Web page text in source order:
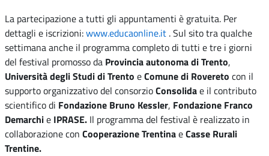
La partecipazione a tutti gli appuntamenti è gratuita. Per
dettagli e iscrizioni:www.educaonline.it . Sul sito tra qualche
settimana anche il programma completo di tutti e tre i giorni
del festival promosso da Provincia autonoma di Trento,
Università degli Studi di Trento eComune di Rovereto con il
supporto organizzativo del consorzioConsolidae il contributo
scientifico di Fondazione Bruno Kessler, Fondazione Franco
Demarchie IPRASE. Il programma del festival è realizzato in
collaborazione con Cooperazione TrentinaeCasse Rurali
Trentine.